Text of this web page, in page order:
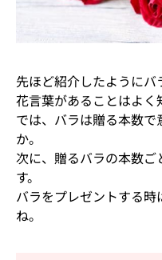
先ほど紹介したように
花言葉があることはよく
では、バラは贈る本数
か。
次に、贈るバラの本数
す。
バラをプレゼントする
ね。